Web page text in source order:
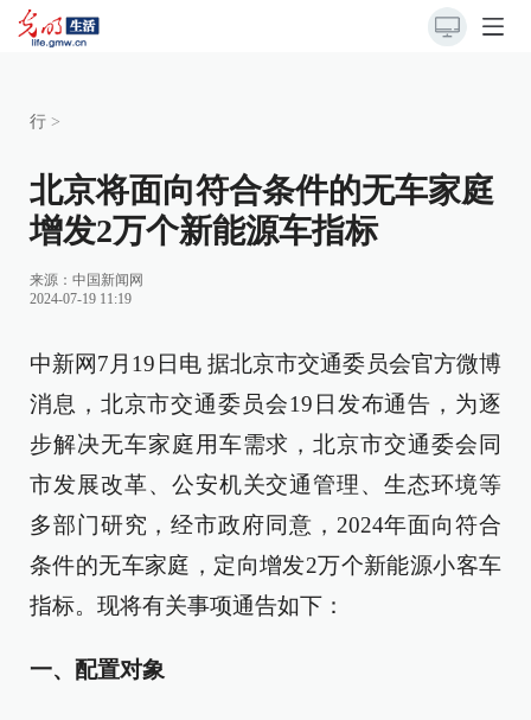
行 >
北京将面向符合条件的无车家庭
增发2万个新能源车指标
来源： 中国新闻网
2024-07-19 11:19
中新网7月19日电 据北京市交通委员会官方微博
消息，北京市交通委员会19日发布通告，为逐
步解决无车家庭用车需求，北京市交通委会同
市发展改革、公安机关交通管理、生态环境等
多部门研究，经市政府同意，2024年面向符合
条件的无车家庭，定向增发2万个新能源小客车
指标。现将有关事项通告如下：
一、配置对象